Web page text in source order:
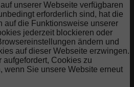
unserer Webseite verfügbaren
erforderlich sind, hat die
auf die Funktionsweise unserer
jederzeit blockieren oder
ändern und
auf dieser Webseite erzwingen.
Cookies zu
wenn Sie unsere Website erneut